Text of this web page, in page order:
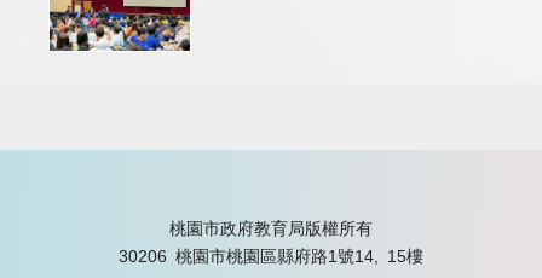
桃園市政府教育局版權所有
30206 桃園市桃園區縣府路1號14, 15樓